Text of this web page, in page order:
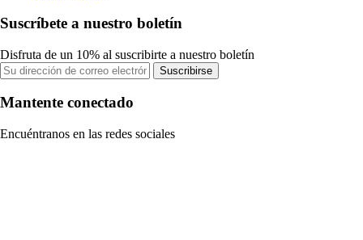
Suscríbete a nuestro boletín
Disfruta de un 10% al suscribirte a nuestro boletín
Suscribirse
Mantente conectado
Encuéntranos en las redes sociales